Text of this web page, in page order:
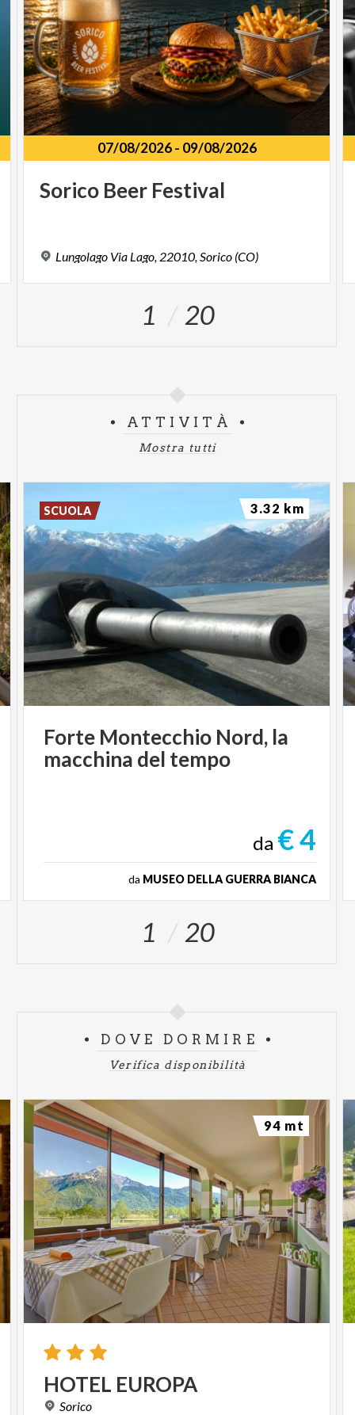
07/08/2026- 09/08/2026
Sorico Beer Festival
Lungolago Via Lago, 22010, Sorico (CO)
1 20
ATTIVITÀ
Mostra tutti
Forte Montecchio Nord, la
macchina del tempo
da € 4
da MUSEO DELLA GUERRA BIANCA
SCUOLA 3.32 km
1 20
DOVE DORMIRE
Verifica disponibilità
HOTEL EUROPA
Sorico
94 mt